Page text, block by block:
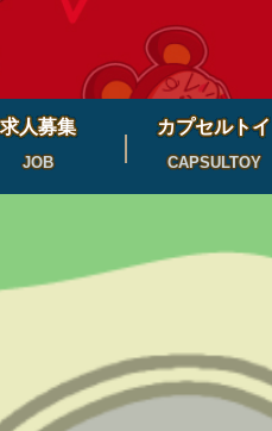
求人募集
JOB
カプセルトイ
CAPSULTOY